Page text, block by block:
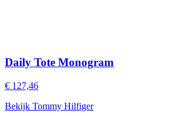
Daily Tote Monogram
€ 127,46
Bekijk Tommy Hilfiger